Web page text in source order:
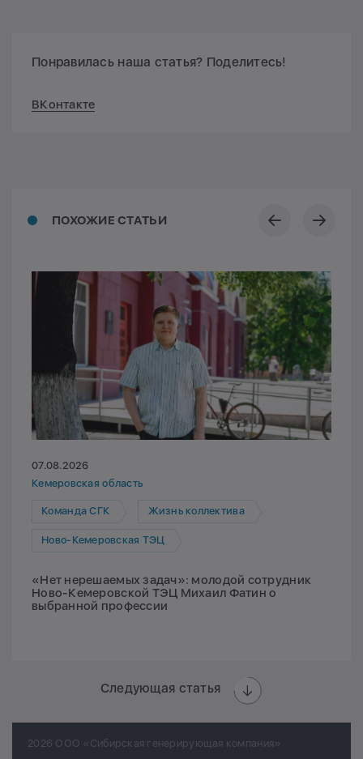
Понравилась наша статья? Поделитесь!
ВКонтакте
ПОХОЖИЕ СТАТЬИ
07.08.2026
Кемеровская область
Команда СГК Жизнь коллектива
Ново-Кемеровская ТЭЦ
«Нет нерешаемых задач»: молодой сотрудник
Ново-Кемеровской ТЭЦ Михаил Фатин о
выбранной профессии
Следующая статья
2026 ООО «Сибирская генерирующая компания»